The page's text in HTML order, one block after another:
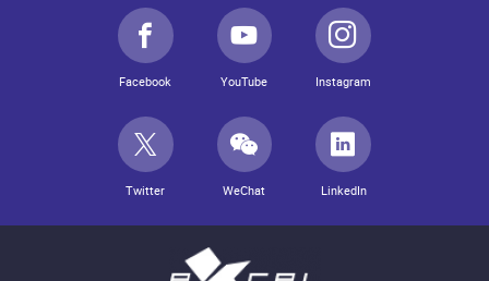
Facebook YouTube Instagram
Twitter WeChat LinkedIn